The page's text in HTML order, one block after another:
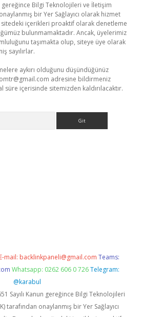
gereğince Bilgi Teknolojileri ve İletişim
bir Yer Sağlayıcı olarak hizmet
içerikleri proaktif olarak denetleme
bulunmamaktadır. Ancak, üyelerimiz
taşımakta olup, siteye üye olarak
sayılırlar.
aykırı olduğunu düşündüğünüz
adresine bildirmeniz
süre içerisinde sitemizden kaldırılacaktır.
E-mail: backlinkpaneli@gmail.com Teams:
Whatsapp: 0262 606 0 726 Telegram:
@karabul
Sayılı Kanun gereğince Bilgi Teknolojileri
tarafından onaylanmış bir Yer Sağlayıcı